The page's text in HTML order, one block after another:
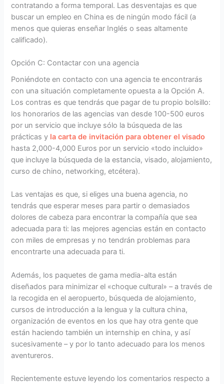
contratando a forma temporal. Las desventajas es que
buscar un empleo en China es de ningún modo fácil (a
menos que quieras enseñar Inglés o seas altamente
calificado).
Opción C: Contactar con una agencia
Poniéndote en contacto con una agencia te encontrarás
con una situación completamente opuesta a la Opción A.
Los contras es que tendrás que pagar de tu propio bolsillo:
los honorarios de las agencias van desde 100-500 euros
por un servicio que incluye sólo la búsqueda de las
prácticas y la carta de invitación para obtener el visado
hasta 2,000-4,000 Euros por un servicio «todo incluido»
que incluye la búsqueda de la estancia, visado, alojamiento,
curso de chino, networking, etcétera).
Las ventajas es que, si eliges una buena agencia, no
tendrás que esperar meses para partir o demasiados
dolores de cabeza para encontrar la compañía que sea
adecuada para ti: las mejores agencias están en contacto
con miles de empresas y no tendrán problemas para
encontrarte una adecuada para ti.
Además, los paquetes de gama media-alta están
diseñados para minimizar el «choque cultural» – a través de
la recogida en el aeropuerto, búsqueda de alojamiento,
cursos de introducción a la lengua y la cultura china,
organización de eventos en los que hay otra gente que
están haciendo también un internship en china, y así
sucesivamente – y por lo tanto adecuado para los menos
aventureros.
Recientemente estuve leyendo los comentarios respecto a